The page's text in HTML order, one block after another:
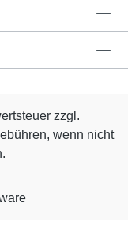
zzgl.
wenn nicht